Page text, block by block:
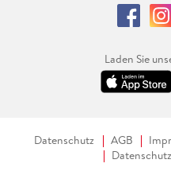
Laden Sie
Datenschutz AGB